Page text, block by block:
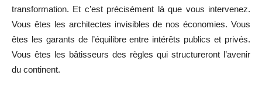
transformation. Et c’est précisément là que vous intervenez.
Vous êtes les architectes invisibles de nos économies. Vous
êtes les garants de l’équilibre entre intérêts publics et privés.
Vous êtes les bâtisseurs des règles qui structureront l’avenir
du continent.